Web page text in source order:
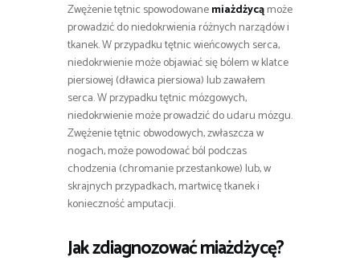
Zwężenie tętnic spowodowanemiażdżycąmoże
prowadzić do niedokrwienia różnych narządów i
tkanek. W przypadku tętnic wieńcowych serca,
niedokrwienie może objawiać się bólem w klatce
piersiowej (dławica piersiowa) lub zawałem
serca. W przypadku tętnic mózgowych,
niedokrwienie może prowadzić do udaru mózgu.
Zwężenie tętnic obwodowych, zwłaszcza w
nogach, może powodować ból podczas
chodzenia (chromanie przestankowe) lub, w
skrajnych przypadkach, martwicę tkanek i
konieczność amputacji.
Jak zdiagnozować miażdżycę?